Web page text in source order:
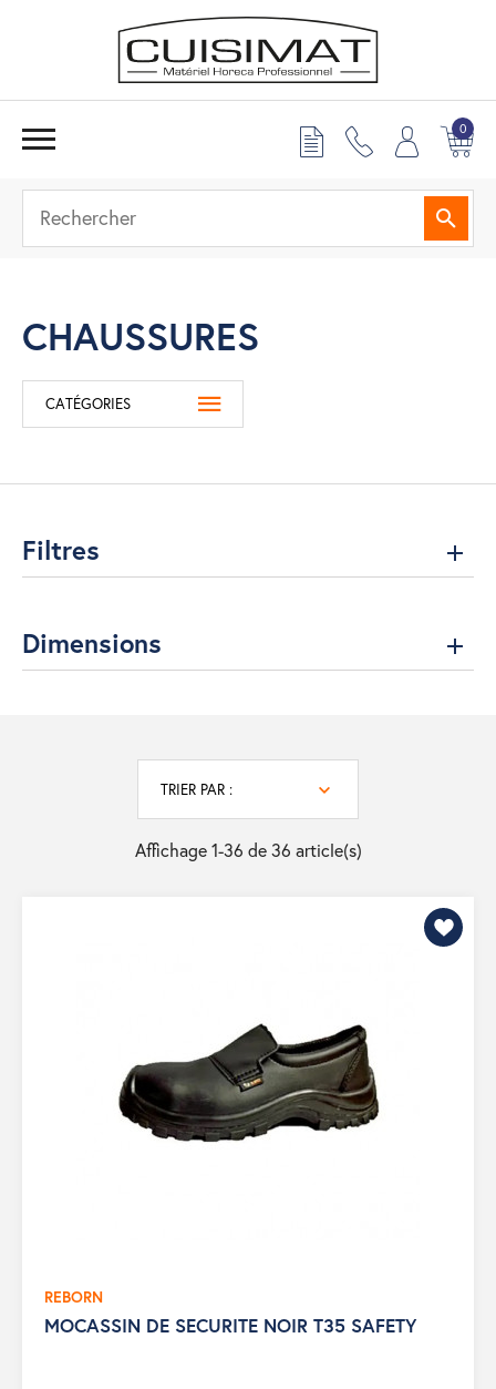
0
CHAUSSURES
CATÉGORIES
Filtres
Dimensions
TRIER PAR :
Affichage 1-36 de 36 article(s)
REBORN
MOCASSIN DE SECURITE NOIR T35 SAFETY